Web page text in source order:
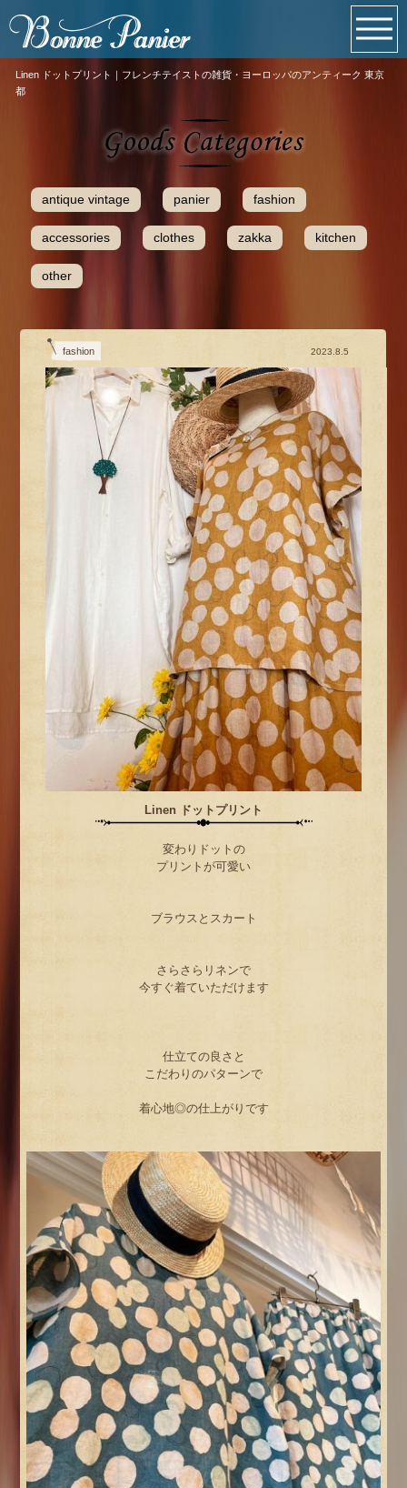
Linen ドットプリント｜フレンチテイストの雑貨・ヨーロッパのアンティーク 東京
都
antique vintage panier fashion
accessories clothes zakka kitchen
other
fashion 2023.8.5
Linen ドットプリント
変わりドットの
プリントが可愛い
ブラウスとスカート
さらさらリネンで
今すぐ着ていただけます
仕立ての良さと
こだわりのパターンで
着心地◎の仕上がりです